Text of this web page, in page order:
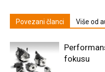
Povezani članci Više od
fokusu